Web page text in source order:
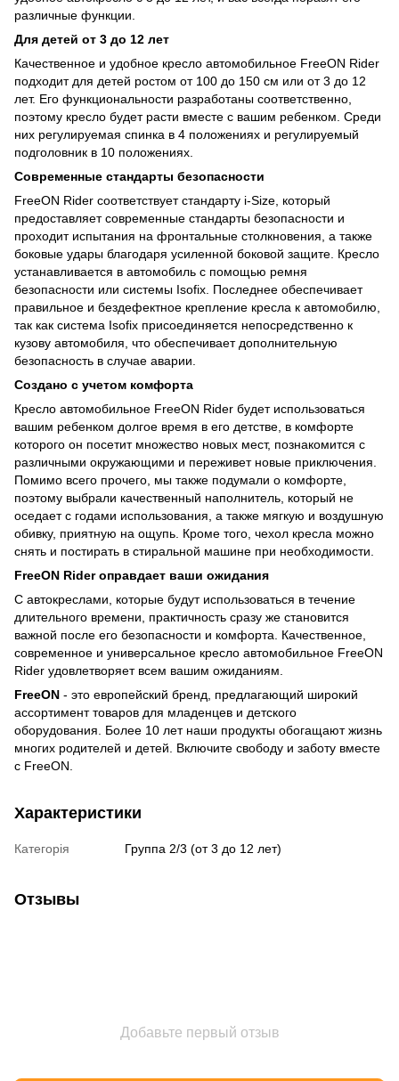
различные функции.
Для детей от 3 до 12 лет
Качественное и удобное кресло автомобильное FreeON Rider
подходит для детей ростом от 100 до 150 см или от 3 до 12
лет. Его функциональности разработаны соответственно,
поэтому кресло будет расти вместе с вашим ребенком. Среди
них регулируемая спинка в 4 положениях и регулируемый
подголовник в 10 положениях.
Современные стандарты безопасности
FreeON Rider соответствует стандарту i-Size, который
предоставляет современные стандарты безопасности и
проходит испытания на фронтальные столкновения, а также
боковые удары благодаря усиленной боковой защите. Кресло
устанавливается в автомобиль с помощью ремня
безопасности или системы Isofix. Последнее обеспечивает
правильное и бездефектное крепление кресла к автомобилю,
так как система Isofix присоединяется непосредственно к
кузову автомобиля, что обеспечивает дополнительную
безопасность в случае аварии.
Создано с учетом комфорта
Кресло автомобильное FreeON Rider будет использоваться
вашим ребенком долгое время в его детстве, в комфорте
которого он посетит множество новых мест, познакомится с
различными окружающими и переживет новые приключения.
Помимо всего прочего, мы также подумали о комфорте,
поэтому выбрали качественный наполнитель, который не
оседает с годами использования, а также мягкую и воздушную
обивку, приятную на ощупь. Кроме того, чехол кресла можно
снять и постирать в стиральной машине при необходимости.
FreeON Rider оправдает ваши ожидания
С автокреслами, которые будут использоваться в течение
длительного времени, практичность сразу же становится
важной после его безопасности и комфорта. Качественное,
современное и универсальное кресло автомобильное FreeON
Rider удовлетворяет всем вашим ожиданиям.
FreeON - это европейский бренд, предлагающий широкий
ассортимент товаров для младенцев и детского
оборудования. Более 10 лет наши продукты обогащают жизнь
многих родителей и детей. Включите свободу и заботу вместе
с FreeON.
Характеристики
Категорія Группа 2/3 (от 3 до 12 лет)
Отзывы
Добавьте первый отзыв